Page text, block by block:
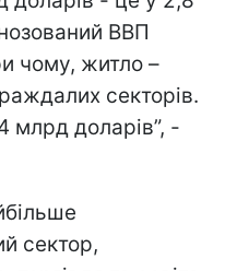
ВВП
чому, житло –
секторів.
млрд доларів”, -
сектор,